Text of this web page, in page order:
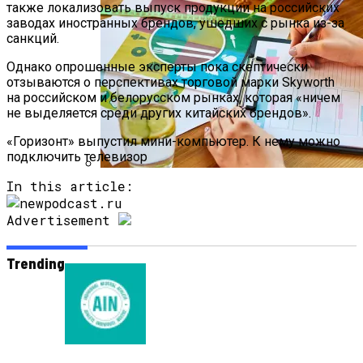
Как Мы Худеем: 8 Этапов Похудения У
Мужчин И Женщин
также локализовать выпуск продукции на российских
заводах иностранных брендов, ушедших с рынка из-за
санкций.
Однако опрошенные эксперты пока скептически
отзываются о перспективах торговой марки Skyworth
на российском и белорусском рынках, которая «ничем
не выделяется среди других китайских брендов».
«Горизонт» выпустил мини-компьютер. К нему можно
подключить телевизор
In this article:
Advertisement
Trending